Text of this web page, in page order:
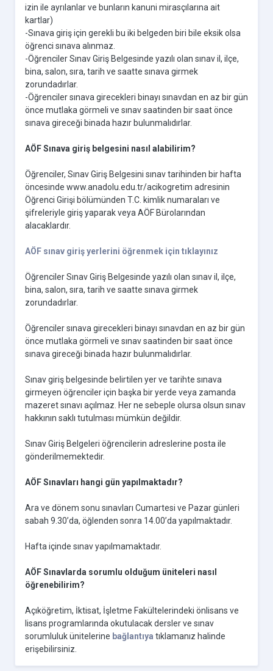
izin ile ayrılanlar ve bunların kanuni mirasçılarına ait
kartlar)
-Sınava giriş için gerekli bu iki belgeden biri bile eksik olsa
öğrenci sınava alınmaz.
-Öğrenciler Sınav Giriş Belgesinde yazılı olan sınav il, ilçe,
bina, salon, sıra, tarih ve saatte sınava girmek
zorundadırlar.
-Öğrenciler sınava girecekleri binayı sınavdan en az bir gün
önce mutlaka görmeli ve sınav saatinden bir saat önce
sınava gireceği binada hazır bulunmalıdırlar.
AÖF Sınava giriş belgesini nasıl alabilirim?
Öğrenciler, Sınav Giriş Belgesini sınav tarihinden bir hafta
öncesinde www.anadolu.edu.tr/acikogretim adresinin
Öğrenci Girişi bölümünden T.C. kimlik numaraları ve
şifreleriyle giriş yaparak veya AÖF Bürolarından
alacaklardır.
AÖF sınav giriş yerlerini öğrenmek için tıklayınız
Öğrenciler Sınav Giriş Belgesinde yazılı olan sınav il, ilçe,
bina, salon, sıra, tarih ve saatte sınava girmek
zorundadırlar.
Öğrenciler sınava girecekleri binayı sınavdan en az bir gün
önce mutlaka görmeli ve sınav saatinden bir saat önce
sınava gireceği binada hazır bulunmalıdırlar.
Sınav giriş belgesinde belirtilen yer ve tarihte sınava
girmeyen öğrenciler için başka bir yerde veya zamanda
mazeret sınavı açılmaz. Her ne sebeple olursa olsun sınav
hakkının saklı tutulması mümkün değildir.
Sınav Giriş Belgeleri öğrencilerin adreslerine posta ile
gönderilmemektedir.
AÖF Sınavları hangi gün yapılmaktadır?
Ara ve dönem sonu sınavları Cumartesi ve Pazar günleri
sabah 9.30’da, öğlenden sonra 14.00’da yapılmaktadır.
Hafta içinde sınav yapılmamaktadır.
AÖF Sınavlarda sorumlu olduğum üniteleri nasıl
öğrenebilirim?
Açıköğretim, İktisat, İşletme Fakültelerindeki önlisans ve
lisans programlarında okutulacak dersler ve sınav
sorumluluk ünitelerine bağlantıya tıklamanız halinde
erişebilirsiniz.